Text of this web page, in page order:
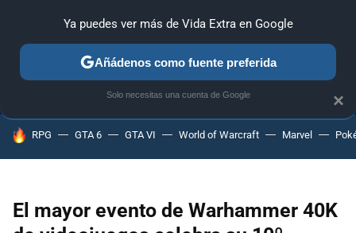
ANÁLISIS GUÍAS Y TRUCOS PC SONY NINTENDO
HOY SE HABLA DE
RPG GTA 6 GTA VI World of Warcraft Marvel
El mayor evento de Warhammer 40K
×
Ya puedes ver más de Vida Extra en Google
Añádenos como fuente preferida
Solo necesitas una cuenta de Google